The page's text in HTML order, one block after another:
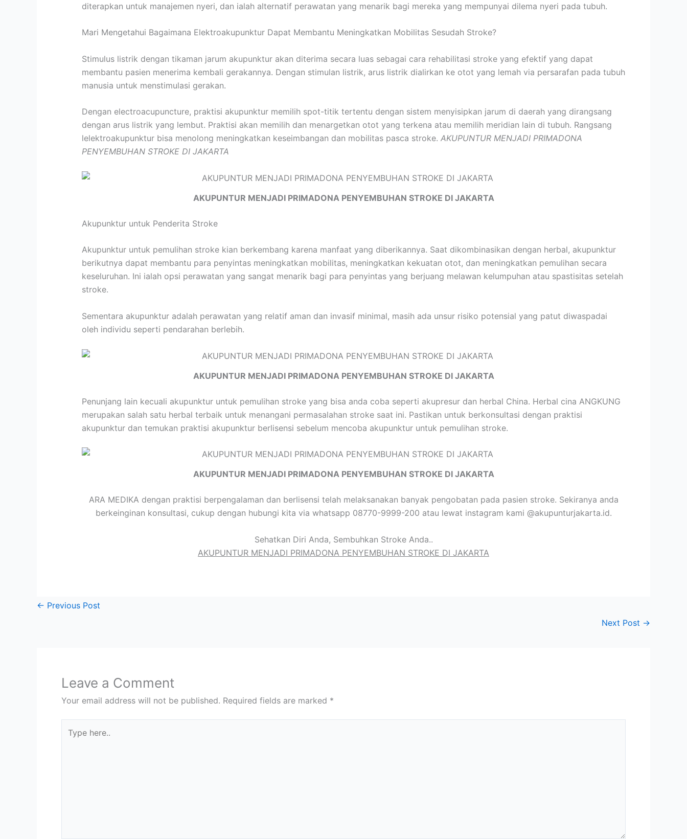
diterapkan untuk manajemen nyeri, dan ialah alternatif perawatan yang menarik bagi mereka yang mempunyai dilema nyeri pada tubuh.
Mari Mengetahui Bagaimana Elektroakupunktur Dapat Membantu Meningkatkan Mobilitas Sesudah Stroke?
Stimulus listrik dengan tikaman jarum akupunktur akan diterima secara luas sebagai cara rehabilitasi stroke yang efektif yang dapat
membantu pasien menerima kembali gerakannya. Dengan stimulan listrik, arus listrik dialirkan ke otot yang lemah via persarafan pada tubuh
manusia untuk menstimulasi gerakan.
Dengan electroacupuncture, praktisi akupunktur memilih spot-titik tertentu dengan sistem menyisipkan jarum di daerah yang dirangsang
dengan arus listrik yang lembut. Praktisi akan memilih dan menargetkan otot yang terkena atau memilih meridian lain di tubuh. Rangsang
lelektroakupunktur bisa menolong meningkatkan keseimbangan dan mobilitas pasca stroke. AKUPUNTUR MENJADI PRIMADONA
PENYEMBUHAN STROKE DI JAKARTA
AKUPUNTUR MENJADI PRIMADONA PENYEMBUHAN STROKE DI JAKARTA
Akupunktur untuk Penderita Stroke
Akupunktur untuk pemulihan stroke kian berkembang karena manfaat yang diberikannya. Saat dikombinasikan dengan herbal, akupunktur
berikutnya dapat membantu para penyintas meningkatkan mobilitas, meningkatkan kekuatan otot, dan meningkatkan pemulihan secara
keseluruhan. Ini ialah opsi perawatan yang sangat menarik bagi para penyintas yang berjuang melawan kelumpuhan atau spastisitas setelah
stroke.
Sementara akupunktur adalah perawatan yang relatif aman dan invasif minimal, masih ada unsur risiko potensial yang patut diwaspadai
oleh individu seperti pendarahan berlebih.
AKUPUNTUR MENJADI PRIMADONA PENYEMBUHAN STROKE DI JAKARTA
Penunjang lain kecuali akupunktur untuk pemulihan stroke yang bisa anda coba seperti akupresur dan herbal China. Herbal cina ANGKUNG
merupakan salah satu herbal terbaik untuk menangani permasalahan stroke saat ini. Pastikan untuk berkonsultasi dengan praktisi
akupunktur dan temukan praktisi akupunktur berlisensi sebelum mencoba akupunktur untuk pemulihan stroke.
AKUPUNTUR MENJADI PRIMADONA PENYEMBUHAN STROKE DI JAKARTA
ARA MEDIKA dengan praktisi berpengalaman dan berlisensi telah melaksanakan banyak pengobatan pada pasien stroke. Sekiranya anda
berkeinginan konsultasi, cukup dengan hubungi kita via whatsapp 08770-9999-200 atau lewat instagram kami @akupunturjakarta.id.
Sehatkan Diri Anda, Sembuhkan Stroke Anda..
AKUPUNTUR MENJADI PRIMADONA PENYEMBUHAN STROKE DI JAKARTA
← Previous Post
Next Post →
Leave a Comment
Your email address will not be published. Required fields are marked *
here..